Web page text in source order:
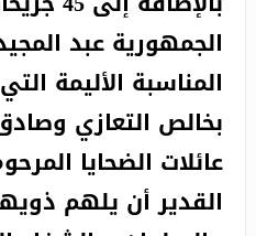
الجمهورية عبد
المناسبة الأليمة
بخالص التعازي
عائلات الضحايا
القدير أن يلهم